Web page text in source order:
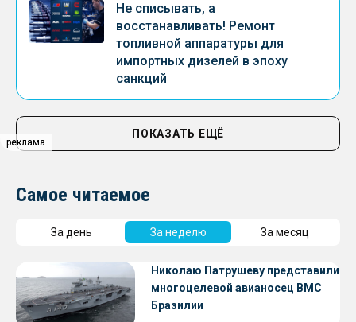
реклама
реклама
Не списывать, а
восстанавливать! Ремонт
топливной аппаратуры для
импортных дизелей в эпоху
санкций
ПОКАЗАТЬ ЕЩЁ
Самое читаемое
За день За неделю За месяц
Николаю Патрушеву представили
многоцелевой авианосец ВМС
Бразилии